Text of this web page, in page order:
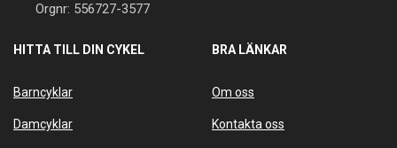
Orgnr: 556727-3577
HITTA TILL DIN CYKEL
Barncyklar
Damcyklar
BRA LÄNKAR
Om oss
Kontakta oss